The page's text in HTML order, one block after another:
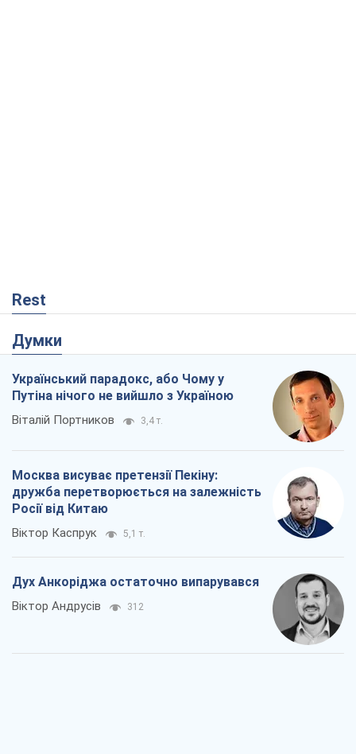
Rest
Думки
Український парадокс, або Чому у
Путіна нічого не вийшло з Україною
Віталій Портников 3,4 т.
Москва висуває претензії Пекіну:
дружба перетворюється на залежність
Росії від Китаю
Віктор Каспрук 5,1 т.
Дух Анкоріджа остаточно випарувався
Віктор Андрусів 312